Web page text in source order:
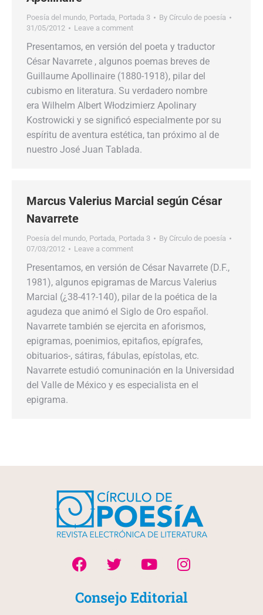
Poesía del mundo, Portada, Portada 3 By Círculo de poesía
31/05/2012
Leave a comment
Presentamos, en versión del poeta y traductor
César Navarrete , algunos poemas breves de
Guillaume Apollinaire (1880-1918), pilar del
cubismo en literatura. Su verdadero nombre
era Wilhelm Albert Włodzimierz Apolinary
Kostrowicki y se significó especialmente por su
espíritu de aventura estética, tan próximo al de
nuestro José Juan Tablada.
Marcus Valerius Marcial según César
Navarrete
Poesía del mundo, Portada, Portada 3 By Círculo de poesía
07/03/2012
Leave a comment
Presentamos, en versión de César Navarrete (D.F.,
1981), algunos epigramas de Marcus Valerius
Marcial (¿38-41?-140), pilar de la poética de la
agudeza que animó el Siglo de Oro español.
Navarrete también se ejercita en aforismos,
epigramas, poenimios, epitafios, epígrafes,
obituarios-, sátiras, fábulas, epístolas, etc.
Navarrete estudió comuninación en la Universidad
del Valle de México y es especialista en el
epigrama.
Consejo Editorial